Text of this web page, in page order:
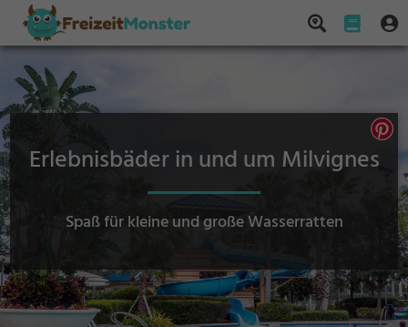
Erlebnisbäder in und um Milvignes
Spaß für kleine und große Wasserratten